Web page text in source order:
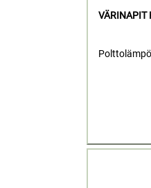
VÄRINAPIT